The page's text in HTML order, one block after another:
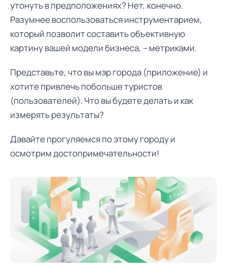
утонуть в предположениях? Нет, конечно.
Разумнее воспользоваться инструментарием,
который позволит составить объективную
картину вашей модели бизнеса, – метриками.
Представьте, что вы мэр города (приложение) и
хотите привлечь побольше туристов
(пользователей). Что вы будете делать и как
измерять результаты?
Давайте прогуляемся по этому городу и
осмотрим достопримечательности!